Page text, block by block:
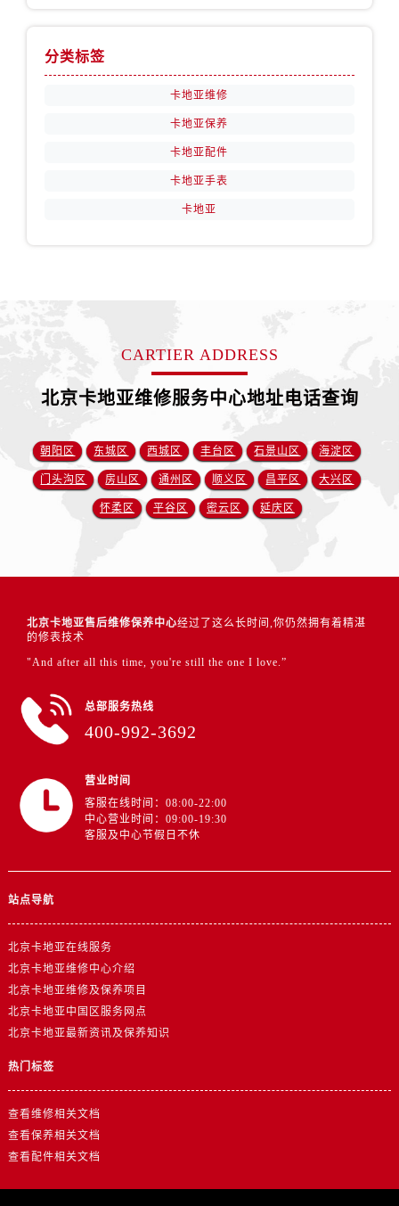
分类标签
卡地亚维修
卡地亚保养
卡地亚配件
卡地亚手表
卡地亚
CARTIER ADDRESS
北京卡地亚维修服务中心地址电话查询
朝阳区 东城区 西城区 丰台区 石景山区 海淀区
门头沟区 房山区 通州区 顺义区 昌平区 大兴区
怀柔区 平谷区 密云区 延庆区
北京卡地亚售后维修保养中心经过了这么长时间,你仍然拥有着精湛
的修表技术
"And after all this time, you're still the one I love.”
总部服务热线
400-992-3692
营业时间
客服在线时间：08:00-22:00
中心营业时间：09:00-19:30
客服及中心节假日不休
站点导航
北京卡地亚在线服务
北京卡地亚维修中心介绍
北京卡地亚维修及保养项目
北京卡地亚中国区服务网点
北京卡地亚最新资讯及保养知识
热门标签
查看维修相关文档
查看保养相关文档
查看配件相关文档